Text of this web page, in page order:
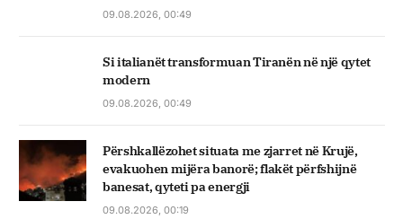
09.08.2026, 00:49
Si italianët transformuan Tiranën në një qytet
modern
09.08.2026, 00:49
Përshkallëzohet situata me zjarret në Krujë,
evakuohen mijëra banorë; flakët përfshijnë
banesat, qyteti pa energji
09.08.2026, 00:19